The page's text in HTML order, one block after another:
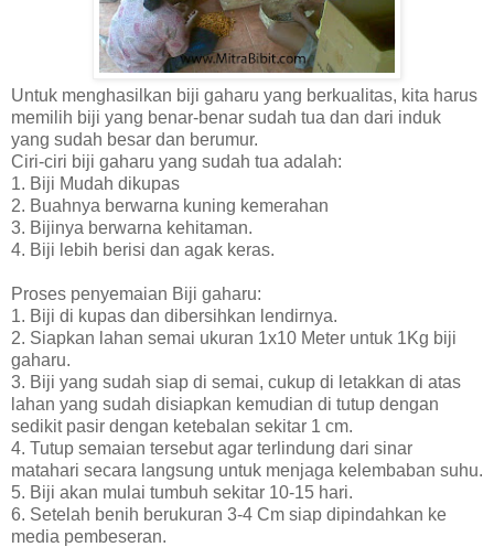
Untuk menghasilkan biji gaharu yang berkualitas, kita harus
memilih biji yang benar-benar sudah tua dan dari induk
yang sudah besar dan berumur.
Ciri-ciri biji gaharu yang sudah tua adalah:
1. Biji Mudah dikupas
2. Buahnya berwarna kuning kemerahan
3. Bijinya berwarna kehitaman.
4. Biji lebih berisi dan agak keras.
Proses penyemaian Biji gaharu:
1. Biji di kupas dan dibersihkan lendirnya.
2. Siapkan lahan semai ukuran 1x10 Meter untuk 1Kg biji
gaharu.
3. Biji yang sudah siap di semai, cukup di letakkan di atas
lahan yang sudah disiapkan kemudian di tutup dengan
sedikit pasir dengan ketebalan sekitar 1 cm.
4. Tutup semaian tersebut agar terlindung dari sinar
matahari secara langsung untuk menjaga kelembaban suhu.
5. Biji akan mulai tumbuh sekitar 10-15 hari.
6. Setelah benih berukuran 3-4 Cm siap dipindahkan ke
media pembeseran.